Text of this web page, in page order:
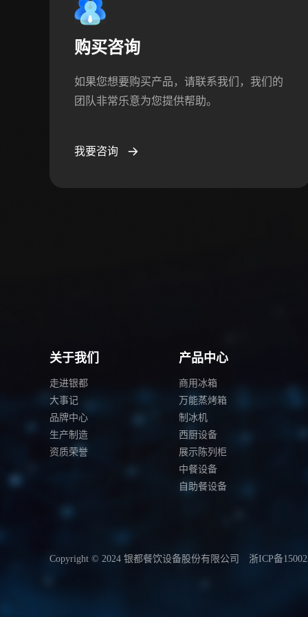
购买咨询
如果您想要购买产品，请联系我们，我们的
团队非常乐意为您提供帮助。
我要咨询
关于我们
走进银都
大事记
品牌中心
生产制造
资质荣誉
产品中心
商用冰箱
万能蒸烤箱
制冰机
西厨设备
展示陈列柜
中餐设备
自助餐设备
Copyright © 2024 银都餐饮设备股份有限公司 浙ICP备